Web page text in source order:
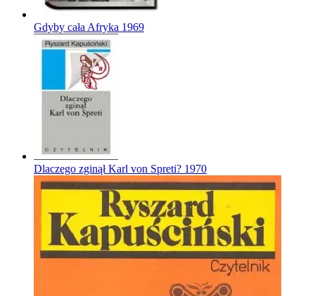
Gdyby cała Afryka 1969
Dlaczego zginął Karl von Spreti? 1970